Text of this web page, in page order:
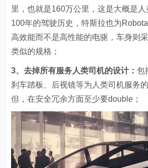
里，也就是160万公里，这是大概是
100年的驾驶历史，特斯拉也为
高效能而不是高性能的电驱，车身则
类似的规格；
3、去掉所有服务人类司机的设计：包
刹车踏板、后视镜等为人类司机服务
但，在安全冗余方面至少要double；